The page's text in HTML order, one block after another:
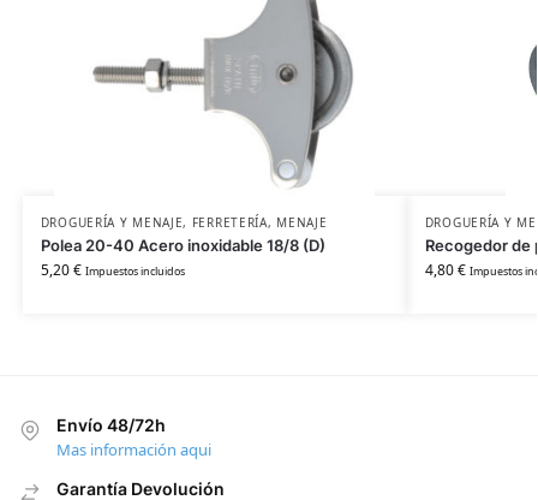
DROGUERÍA Y MENAJE, FERRETERÍA, MENAJE
Polea 20-40 Acero inoxidable 18/8 (D)
5,20€ Impuestos incluidos
DROGUERÍA Y
Recogedor de
4,80€ Impuestos
Envío 48/72h
Mas información aqui
Garantía Devolución